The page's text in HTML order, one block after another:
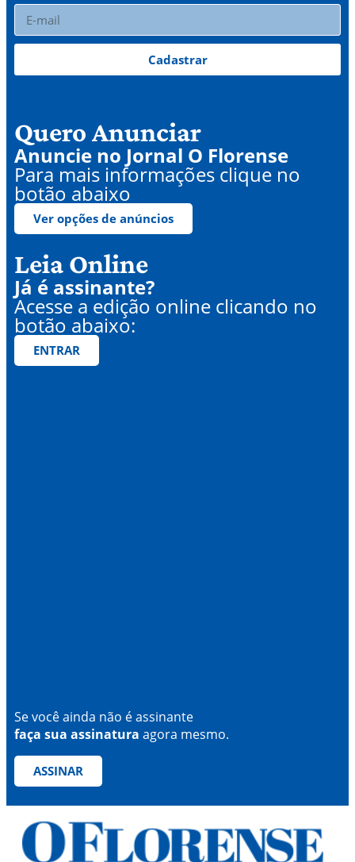
Cadastrar
Quero Anunciar
Anuncie no Jornal O Florense
Para mais informações clique no
botão abaixo
Ver opções de anúncios
Leia Online
Já é assinante?
Acesse a edição online clicando no
botão abaixo:
ENTRAR
Se você ainda não é assinante
faça sua assinatura agora mesmo.
ASSINAR